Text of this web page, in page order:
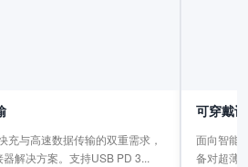
充与高速数据传输的双重需求，
解决方案。支持USB PD 3...
可穿戴
面向智能
备对超薄